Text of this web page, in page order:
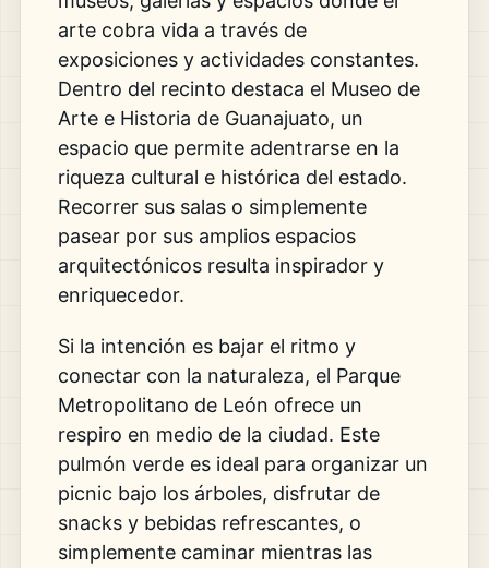
arte cobra vida a través de
exposiciones y actividades constantes.
Dentro del recinto destaca el Museo de
Arte e Historia de Guanajuato, un
espacio que permite adentrarse en la
riqueza cultural e histórica del estado.
Recorrer sus salas o simplemente
pasear por sus amplios espacios
arquitectónicos resulta inspirador y
enriquecedor.
Si la intención es bajar el ritmo y
conectar con la naturaleza, el Parque
Metropolitano de León ofrece un
respiro en medio de la ciudad. Este
pulmón verde es ideal para organizar un
picnic bajo los árboles, disfrutar de
snacks y bebidas refrescantes, o
simplemente caminar mientras las